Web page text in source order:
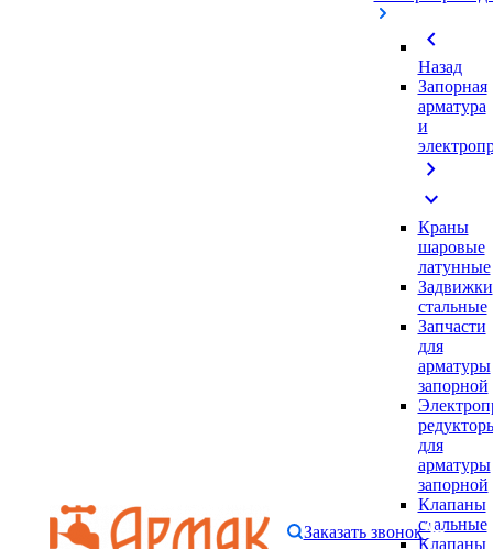
chevron_left
Назад
Запорная
арматура
и
chevron_right
expand_more
Краны
шаровые
латунные
Задвижки
стальные
Запчасти
для
арматуры
запорной
для
арматуры
запорной
Клапаны
стальные
Клапаны
Заказать звонок